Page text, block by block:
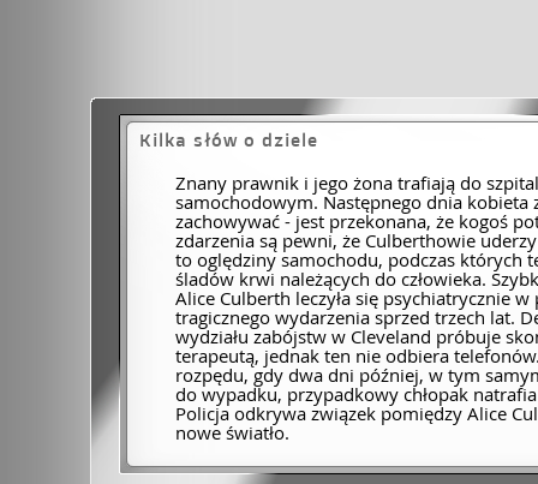
Kilka słów o dziele
Znany prawnik i jego żona trafiają do
samochodowym. Następnego dnia kobieta
zachowywać - jest przekonana, że kogoś
zdarzenia są pewni, że Culberthowie
to oględziny samochodu, podczas których
śladów krwi należących do człowieka.
Alice Culberth leczyła się psychiatrycznie
tragicznego wydarzenia sprzed trzech lat.
wydziału zabójstw w Cleveland próbuje
terapeutą, jednak ten nie odbiera
rozpędu, gdy dwa dni później, w tym
do wypadku, przypadkowy chłopak
Policja odkrywa związek pomiędzy Alice
nowe światło.